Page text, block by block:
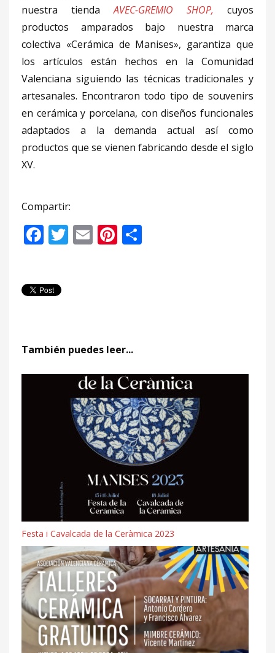
nuestra tiendaAVEC-GREMIO SHOP, cuyos
productos amparados bajo nuestra marca
colectiva «Cerámica de Manises», garantiza que
los artículos están hechos en la Comunidad
Valenciana siguiendo las técnicas tradicionales y
artesanales. Encontraron todo tipo de souvenirs
en cerámica y porcelana, con diseños funcionales
adaptados a la demanda actual así como
productos que se vienen fabricando desde el siglo
XV.
Compartir:
Facebook
Twitter
EmailPinterest
También puedes leer...
Festa i Cavalcada de la Ceràmica 2023